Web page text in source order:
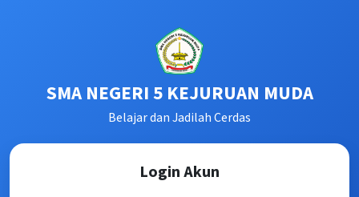
SMA NEGERI 5 KEJURUAN MUDA
Belajar dan Jadilah Cerdas
Login Akun